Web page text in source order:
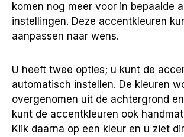
komen nog meer voor in bepaalde
instellingen. Deze accentkleuren
aanpassen naar wens.
U heeft twee opties; u kunt de
automatisch instellen. De kleuren
overgenomen uit de achtergrond
kunt de accentkleuren ook
Klik daarna op een kleur en u ziet